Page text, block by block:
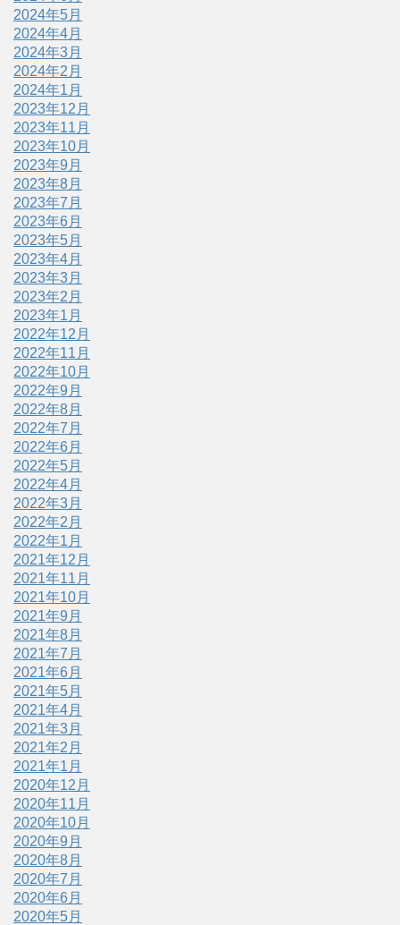
2024年5月
2024年4月
2024年3月
2024年2月
2024年1月
2023年12月
2023年11月
2023年10月
2023年9月
2023年8月
2023年7月
2023年6月
2023年5月
2023年4月
2023年3月
2023年2月
2023年1月
2022年12月
2022年11月
2022年10月
2022年9月
2022年8月
2022年7月
2022年6月
2022年5月
2022年4月
2022年3月
2022年2月
2022年1月
2021年12月
2021年11月
2021年10月
2021年9月
2021年8月
2021年7月
2021年6月
2021年5月
2021年4月
2021年3月
2021年2月
2021年1月
2020年12月
2020年11月
2020年10月
2020年9月
2020年8月
2020年7月
2020年6月
2020年5月